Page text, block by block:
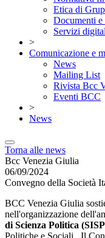
Etica di
Documenti
Servizi
>
Comunicazione e
News
Mailing List
Rivista Bcc
Eventi BCC
>
News
Torna alle news
Bcc Venezia Giulia
06/09/2024
Convegno della Società
BCC Venezia Giulia
nell'organizzazione
di Scienza Politica
Politiche e Sociali. Il